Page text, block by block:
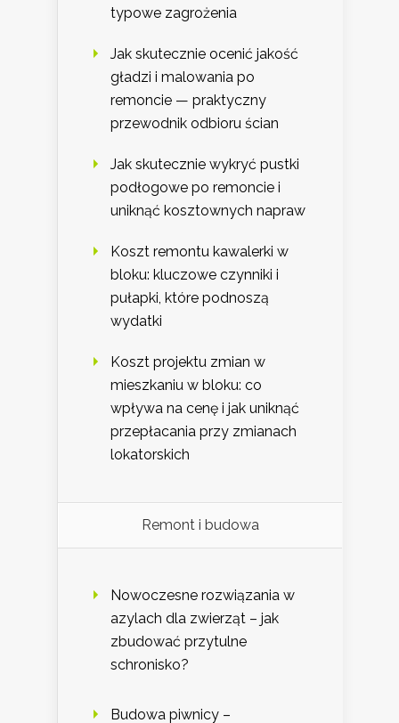
typowe zagrożenia
Jak skutecznie ocenić jakość
gładzi i malowania po
remoncie — praktyczny
przewodnik odbioru ścian
Jak skutecznie wykryć pustki
podłogowe po remoncie i
uniknąć kosztownych napraw
Koszt remontu kawalerki w
bloku: kluczowe czynniki i
pułapki, które podnoszą
wydatki
Koszt projektu zmian w
mieszkaniu w bloku: co
wpływa na cenę i jak uniknąć
przepłacania przy zmianach
lokatorskich
Remont i budowa
Nowoczesne rozwiązania w
azylach dla zwierząt – jak
zbudować przytulne
schronisko?
Budowa piwnicy –